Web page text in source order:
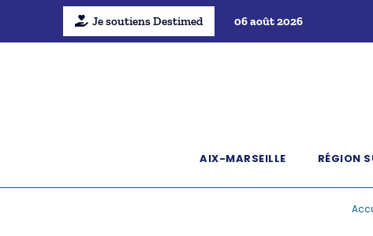
Je soutiens Destimed 06 août 2026
AIX-MARSEILLE RÉGION